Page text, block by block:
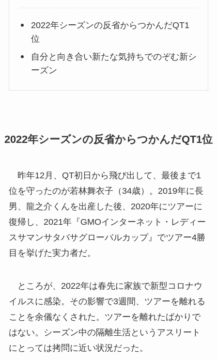
2022年シーズンの反省からつかんだQT1
位
自分と向き合い新たな気持ちでのぞむ新シ
ーズン
2022年シーズンの反省からつかんだQT1位
昨年12月、QT初日から飛び出して、最後まで1
位を守ったのが若林舞衣子（34歳）。2019年に長
男、龍之介くんを出産した後、2020年にツアーに
復帰し、2021年『GMOインターネット・レディー
スサマンサタバサグローバルカップ』でツアー4勝
目を挙げた実力者だ。
ところが、2022年は春先に家族で新型コロナウ
イルスに感染。その影響で3週間、ツアーを離れる
ことを余儀なくされた。ツアーを離れたばかりで
はない。シーズン中の隔離生活というアスリート
にとっては拷問に近い状況だった。